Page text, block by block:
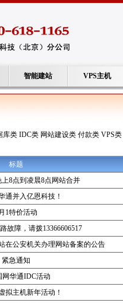
智能建站 VPS主机
库类 IDC类 网站建设类 付款类 VPS类
标题
8点到凌晨8点网站合并
通并入亿恩科技！
1特价活动
故障，请拨13366606517
在公安机关办理网站备案的公告
紧急通知
网华通IDC活动
拟主机新年活动！